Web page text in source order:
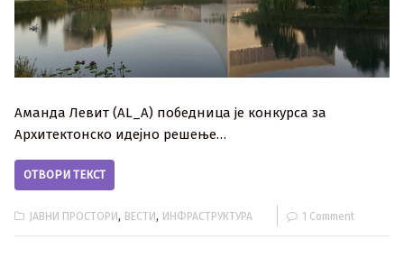
Аманда Левит (AL_A) победница je конкурса за
Архитектонско идејно решење…
ОТВОРИ ТЕКСТ
ЈАВНИ ПРОСТОРИ, ВЕСТИ, ИНФРАСТРУКТУРА 1 Comment